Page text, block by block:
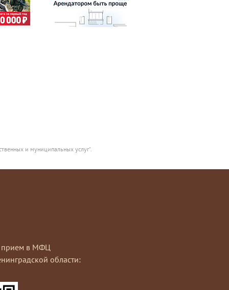
и муниципальных услуг".
прием в МФЦ
области: